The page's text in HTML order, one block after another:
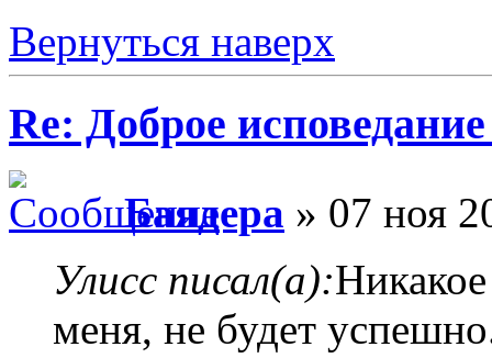
Вернуться наверх
Re: Доброе
Баядера » 07 ноя
Улисс писал(а):
меня, не будет